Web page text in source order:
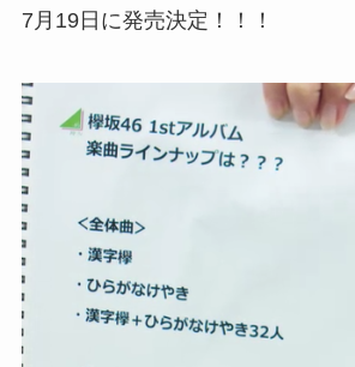
7月19日に発売決定！！！